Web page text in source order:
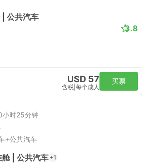
| 公共汽车
3.8
USD 57
含税 每个成人
买票
小时25分钟
+公共汽车
舱 | 公共汽车 +1